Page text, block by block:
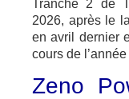
Tranche 2 de
2026, après le
en avril dernier
cours de
Zeno